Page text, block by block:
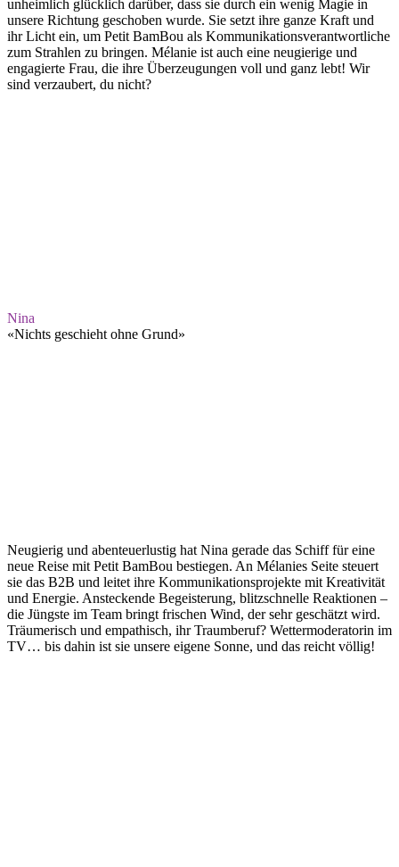
unheimlich glücklich darüber, dass sie durch ein wenig Magie in
unsere Richtung geschoben wurde. Sie setzt ihre ganze Kraft und
ihr Licht ein, um Petit BamBou als Kommunikationsverantwortliche
zum Strahlen zu bringen. Mélanie ist auch eine neugierige und
engagierte Frau, die ihre Überzeugungen voll und ganz lebt! Wir
sind verzaubert, du nicht?
Nina
«Nichts geschieht ohne Grund»
Neugierig und abenteuerlustig hat Nina gerade das Schiff für eine
neue Reise mit Petit BamBou bestiegen. An Mélanies Seite steuert
sie das B2B und leitet ihre Kommunikationsprojekte mit Kreativität
und Energie. Ansteckende Begeisterung, blitzschnelle Reaktionen –
die Jüngste im Team bringt frischen Wind, der sehr geschätzt wird.
Träumerisch und empathisch, ihr Traumberuf? Wettermoderatorin im
TV… bis dahin ist sie unsere eigene Sonne, und das reicht völlig!